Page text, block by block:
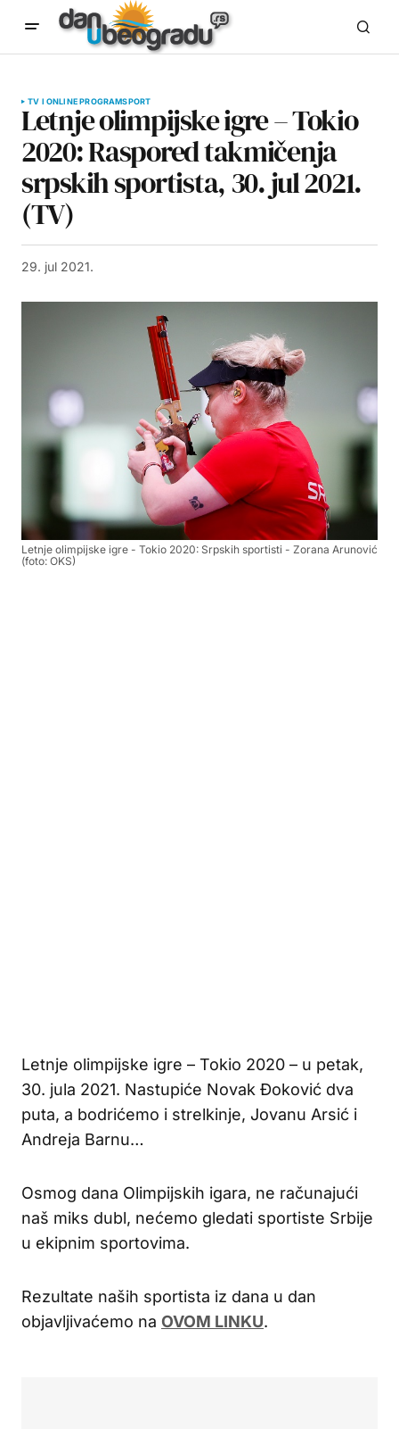
TV I ONLINE PROGRAMSPORT
Letnje olimpijske igre – Tokio
2020: Raspored takmičenja
srpskih sportista, 30. jul 2021.
(TV)
29. jul 2021.
Letnje olimpijske igre - Tokio 2020: Srpskih sportisti - Zorana Arunović
(foto: OKS)
Letnje olimpijske igre – Tokio 2020 – u petak,
30. jula 2021. Nastupiće Novak Đoković dva
puta, a bodrićemo i strelkinje, Jovanu Arsić i
Andreja Barnu…
Osmog dana Olimpijskih igara, ne računajući
naš miks dubl, nećemo gledati sportiste Srbije
u ekipnim sportovima.
Rezultate naših sportista iz dana u dan
objavljivaćemo na OVOM LINKU.